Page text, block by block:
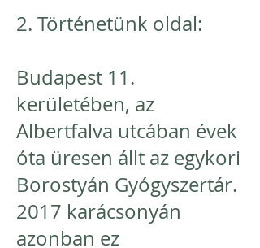
2. Történetünk oldal:
Budapest 11.
kerületében, az
Albertfalva utcában évek
óta üresen állt az egykori
Borostyán Gyógyszertár.
2017 karácsonyán
azonban ez